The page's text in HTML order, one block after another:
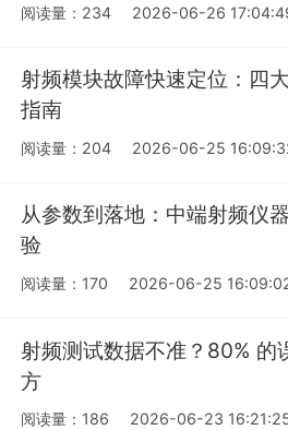
阅读量：234 2026-06-26
射频模块故障快速定位：四
指南
阅读量：204 2026-06-25
从参数到落地：中端射频仪
验
阅读量：170 2026-06-25
射频测试数据不准？80% 的
方
阅读量：186 2026-06-23